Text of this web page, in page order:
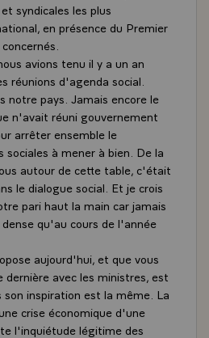
syndicales les plus
en présence du Premier
avions tenu il y a un an
réunions d'agenda social.
notre pays. Jamais encore le
n'avait réuni gouvernement
arrêter ensemble le
à mener à bien. De la
autour de cette table, c'était
le dialogue social. Et je crois
pari haut la main car jamais
qu'au cours de l'année
aujourd'hui, et que vous
dernière avec les ministres, est
inspiration est la même. La
crise économique d'une
l'inquiétude légitime des